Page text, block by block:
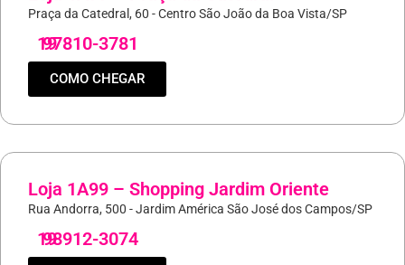
Praça da Catedral, 60 - Centro São João da Boa Vista/SP
19
97810-3781
COMO CHEGAR
Loja 1A99 – Shopping Jardim Oriente
Rua Andorra, 500 - Jardim América São José dos Campos/SP
19
98912-3074